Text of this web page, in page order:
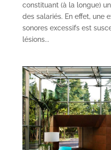
constituant (à la longue)
des salariés. En effet, une
sonores excessifs est
lésions...